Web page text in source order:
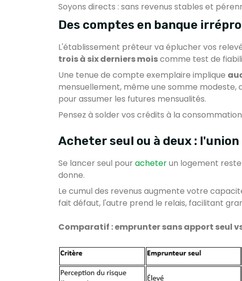
Soyons directs : sans revenus stables et
Des comptes en banque
L'établissement prêteur va éplucher vos
trois à six derniers moiscomme test de
Une tenue de compte exemplaire implique
mensuellement, même une somme
pour assumer les futures mensualités.
Pensez à solder vos crédits à la
Acheter seul ou à deux :
Se lancer seul pour acheterun logement
donne.
Le cumul des revenus augmente votre
fait défaut, l'autre prend le relais, facilitant
Comparatif : emprunter sans apport seul